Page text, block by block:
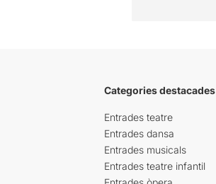
Categories destacades
Entrades teatre
Entrades dansa
Entrades musicals
Entrades teatre infantil